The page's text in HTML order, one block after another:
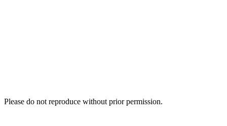
Please do not reproduce without prior permission.